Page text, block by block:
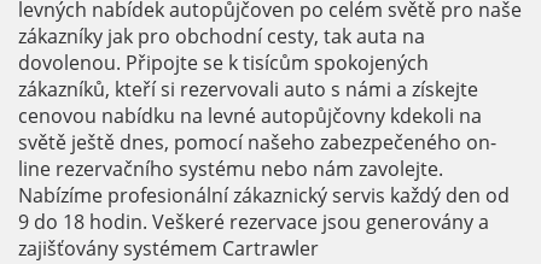
levných nabídek autopůjčoven po celém světě pro naše
zákazníky jak pro obchodní cesty, tak auta na
dovolenou. Připojte se k tisícům spokojených
zákazníků, kteří si rezervovali auto s námi a získejte
cenovou nabídku na levné autopůjčovny kdekoli na
světě ještě dnes, pomocí našeho zabezpečeného on-
line rezervačního systému nebo nám zavolejte.
Nabízíme profesionální zákaznický servis každý den od
9 do 18 hodin. Veškeré rezervace jsou generovány a
zajišťovány systémem Cartrawler